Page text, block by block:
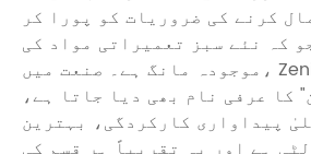
کرنے کی ضروریات کو پورا کر
کہ نئے سبز تعمیراتی مواد کی
موجودہ مانگ ہے۔ صنعت میں، Zenith 1500 کو "بینک
کا عرفی نام بھی دیا جاتا ہے،
پیداواری کارکردگی، بہترین